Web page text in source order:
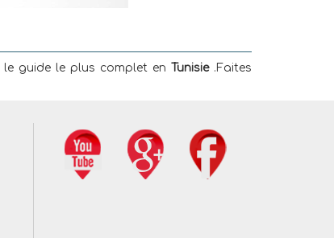
le guide le plus complet en Tunisie.Faites